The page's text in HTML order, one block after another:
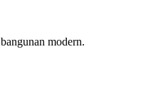
modern.